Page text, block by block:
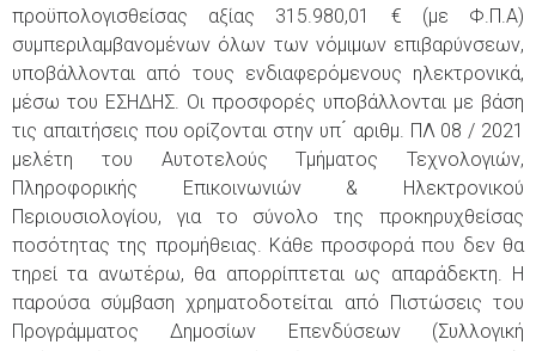
προϋπολογισθείσας αξίας 315.980,01 € (με Φ.Π.Α)
συμπεριλαμβανομένων όλων των νόμιμων επιβαρύνσεων,
υποβάλλονται από τους ενδιαφερόμενους ηλεκτρονικά,
μέσω του ΕΣΗΔΗΣ. Οι προσφορές υποβάλλονται με βάση
τις απαιτήσεις που ορίζονται στην υπ ́ αριθμ. ΠΛ 08 / 2021
μελέτη του Αυτοτελούς Τμήματος Τεχνολογιών,
Πληροφορικής Επικοινωνιών & Ηλεκτρονικού
Περιουσιολογίου, για το σύνολο της προκηρυχθείσας
ποσότητας της προμήθειας. Κάθε προσφορά που δεν θα
τηρεί τα ανωτέρω, θα απορρίπτεται ως απαράδεκτη. Η
παρούσα σύμβαση χρηματοδοτείται από Πιστώσεις του
Προγράμματος Δημοσίων Επενδύσεων (Συλλογική